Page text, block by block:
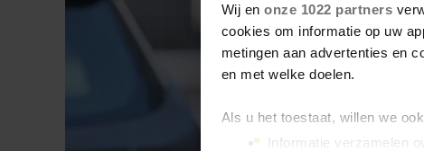
Wij en onze 1022 partners
cookies om informatie op uw
metingen aan advertenties en
en met welke doelen.
Als u het toestaat, willen we
Informatie verzamelen